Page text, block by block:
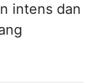
intens dan